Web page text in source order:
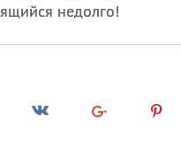
недолго!